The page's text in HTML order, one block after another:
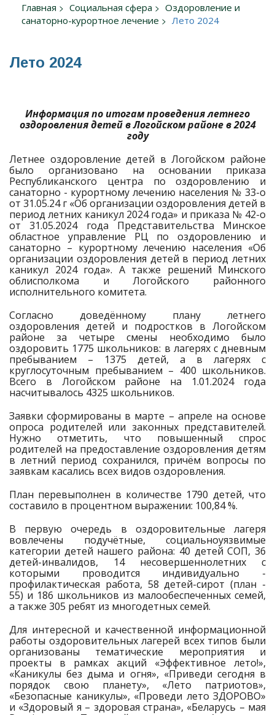
Главная Социальная сфера
Оздоровление и
санаторно-курортное лечение
Лето 2024
Лето 2024
Информация по итогам проведения летнего
оздоровления детей в Логойском районе в 2024
году
Летнее оздоровление детей в Логойском районе
было организовано на основании приказа
Республиканского центра по оздоровлению и
санаторно - курортному лечению населения № 33-о
от 31.05.24 г «Об организации оздоровления детей в
период летних каникул 2024 года» и приказа № 42-о
от 31.05.2024 года Представительства Минское
областное управление РЦ по оздоровлению и
санаторно – курортному лечению населения «Об
организации оздоровления детей в период летних
каникул 2024 года». А также решений Минского
облисполкома и Логойского районного
исполнительного комитета.
Согласно доведённому плану летнего
оздоровления детей и подростков в Логойском
районе за четыре смены необходимо было
оздоровить 1775 школьников: в лагерях с дневным
пребыванием – 1375 детей, а в лагерях с
круглосуточным пребыванием – 400 школьников.
Всего в Логойском районе на 1.01.2024 года
насчитывалось 4325 школьников.
Заявки сформированы в марте – апреле на основе
опроса родителей или законных представителей.
Нужно отметить, что повышенный спрос
родителей на предоставление оздоровления детям
в летний период сохранился, причём вопросы по
заявкам касались всех видов оздоровления.
План перевыполнен в количестве 1790 детей, что
составило в процентном выражении: 100,84 %.
В первую очередь в оздоровительные лагеря
вовлечены подучётные, социальноуязвимые
категории детей нашего района: 40 детей СОП, 36
детей-инвалидов, 14 несовершеннолетних с
которыми проводится индивидуально -
профилактическая работа, 58 детей-сирот (план -
55) и 186 школьников из малообеспеченных семей,
а также 305 ребят из многодетных семей.
Для интересной и качественной информационной
работы оздоровительных лагерей всех типов были
организованы тематические мероприятия и
проекты в рамках акций «Эффективное лето!»,
«Каникулы без дыма и огня», «Приведи сегодня в
порядок свою планету», «Лето патриотов»,
«Безопасные каникулы», «Проведи лето ЗДОРОВО»
и «Здоровый я – здоровая страна», «Беларусь – мая